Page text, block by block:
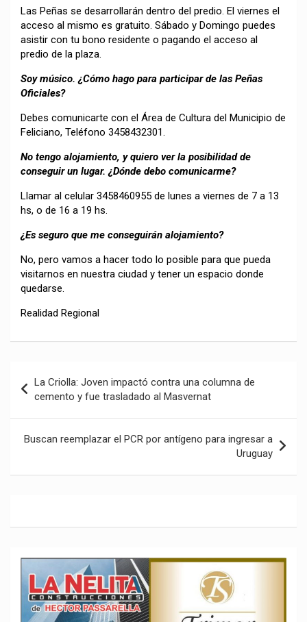
Las Peñas se desarrollarán dentro del predio. El viernes el
acceso al mismo es gratuito. Sábado y Domingo puedes
asistir con tu bono residente o pagando el acceso al
predio de la plaza.
Soy músico. ¿Cómo hago para participar de las Peñas
Oficiales?
Debes comunicarte con el Área de Cultura del Municipio de
Feliciano, Teléfono 3458432301.
No tengo alojamiento, y quiero ver la posibilidad de
conseguir un lugar. ¿Dónde debo comunicarme?
Llamar al celular 3458460955 de lunes a viernes de 7 a 13
hs, o de 16 a 19 hs.
¿Es seguro que me conseguirán alojamiento?
No, pero vamos a hacer todo lo posible para que pueda
visitarnos en nuestra ciudad y tener un espacio donde
quedarse.
Realidad Regional
de
entradas
La Criolla: Joven impactó contra una columna de
cemento y fue trasladado al Masvernat
Buscan reemplazar el PCR por antígeno para ingresar a
Uruguay